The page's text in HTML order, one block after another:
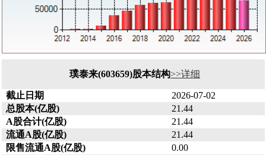
璞泰来(603659)股本结构>>详细
截止日期
2026-07-02
总股本(亿股)
21.44
A股合计(亿股)
21.44
流通A股(亿股)
21.44
限售流通A股(亿股)
0.00